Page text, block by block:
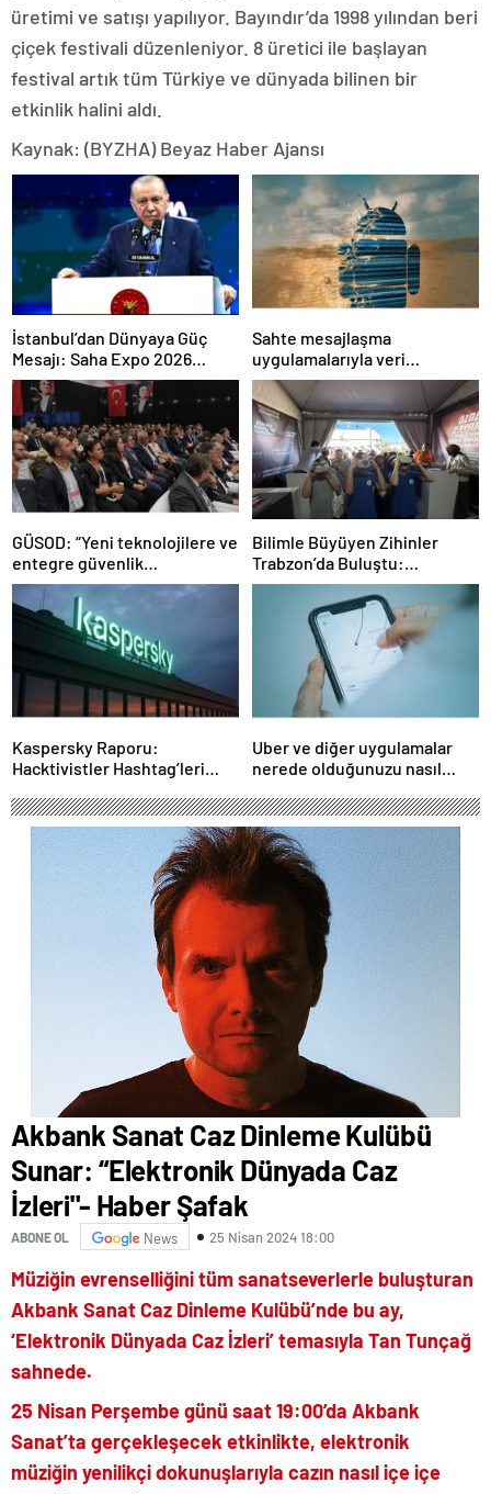
üretimi ve satışı yapılıyor. Bayındır’da 1998 yılından beri
çiçek festivali düzenleniyor. 8 üretici ile başlayan
festival artık tüm Türkiye ve dünyada bilinen bir
etkinlik halini aldı.
Kaynak: (BYZHA) Beyaz Haber Ajansı
İstanbul’dan Dünyaya Güç
Mesajı: Saha Expo 2026
Rekorlarla Kapılarını Kapattı
Sahte mesajlaşma
uygulamalarıyla veri
sızdırıyorlar- Haber Şafak
GÜSOD: “Yeni teknolojilere ve
entegre güvenlik
sistemlerine önem artacak”-
Haber Şafak
Bilimle Büyüyen Zihinler
Trabzon’da Buluştu:
STEAMFEST’te Bilim Rüzgârı
Esti!- Haber Şafak
Kaspersky Raporu:
Hacktivistler Hashtag’leri
Kullanıyor, 2025’te
Saldırılarda DDoS Öne
Çıkıyor- Haber Şafak
Uber ve diğer uygulamalar
nerede olduğunuzu nasıl
Akbank Sanat Caz Dinleme Kulübü
Sunar: “Elektronik Dünyada Caz
İzleri"- Haber Şafak
ABONE OL News 25 Nisan 2024 18:00
Müziğin evrenselliğini tüm sanatseverlerle buluşturan
Akbank Sanat Caz Dinleme Kulübü’nde bu ay,
‘Elektronik Dünyada Caz İzleri’ temasıyla Tan Tunçağ
sahnede.
25 Nisan Perşembe günü saat 19:00’da Akbank
Sanat’ta gerçekleşecek etkinlikte, elektronik
müziğin yenilikçi dokunuşlarıyla cazın nasıl içe içe